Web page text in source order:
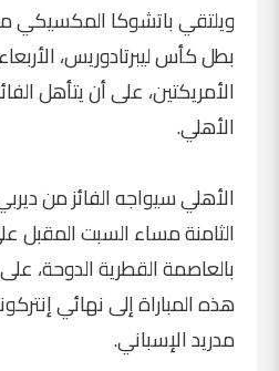
ويلتقي باتشوكا المكسيكي مع
بطل كأس ليبرتادوريس،
الأمريكتين، على أن يتأهل
الأهلي.
الأهلي سيواجه الفائز من
بالعاصمة القطرية الدوحة،
هذه المباراة إلى نهائي
مدريد الإسباني.